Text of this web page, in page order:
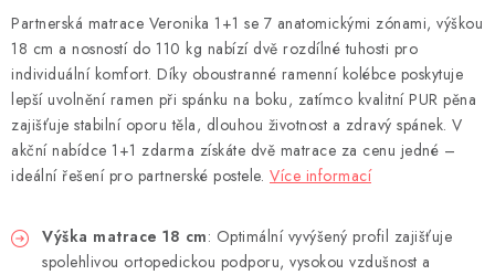
Partnerská matrace Veronika 1+1 se 7 anatomickými zónami, výškou
18 cm a nosností do 110 kg nabízí dvě rozdílné tuhosti pro
individuální komfort. Díky oboustranné ramenní kolébce poskytuje
lepší uvolnění ramen při spánku na boku, zatímco kvalitní PUR pěna
zajišťuje stabilní oporu těla, dlouhou životnost a zdravý spánek. V
akční nabídce 1+1 zdarma získáte dvě matrace za cenu jedné –
ideální řešení pro partnerské postele. Více informací
Výška matrace 18 cm: Optimální vyvýšený profil zajišťuje
spolehlivou ortopedickou podporu, vysokou vzdušnost a